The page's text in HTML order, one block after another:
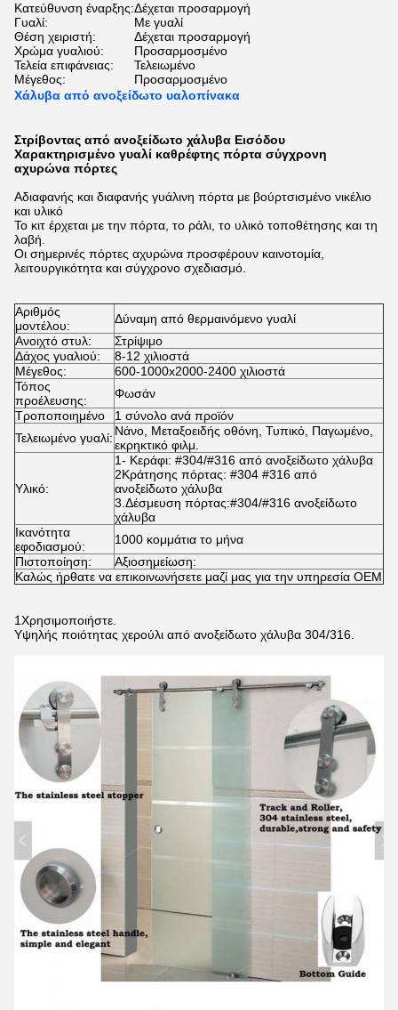
Κατεύθυνση έναρξης:Δέχεται προσαρμογή
Γυαλί:
Με γυαλί
Θέση χειριστή:
Δέχεται προσαρμογή
Χρώμα γυαλιού:
Προσαρμοσμένο
Τελεία επιφάνειας:
Τελειωμένο
Μέγεθος:
Προσαρμοσμένο
Χάλυβα από ανοξείδωτο υαλοπίνακα
Στρίβοντας από ανοξείδωτο χάλυβα Εισόδου
Χαρακτηρισμένο γυαλί καθρέφτης πόρτα σύγχρονη
αχυρώνα πόρτες
Αδιαφανής και διαφανής γυάλινη πόρτα με βούρτσισμένο νικέλιο
και υλικό
Το κιτ έρχεται με την πόρτα, το ράλι, το υλικό τοποθέτησης και τη
λαβή.
Οι σημερινές πόρτες αχυρώνα προσφέρουν καινοτομία,
λειτουργικότητα και σύγχρονο σχεδιασμό.
Αριθμός
μοντέλου:
Δύναμη από θερμαινόμενο γυαλί
Ανοιχτό στυλ:
Στρίψιμο
Δάχος γυαλιού:
8-12 χιλιοστά
Μέγεθος:
600-1000x2000-2400 χιλιοστά
Τόπος
προέλευσης:
Φωσάν
Τροποποιημένο
1 σύνολο ανά προϊόν
Τελειωμένο γυαλί: Νάνο, Μεταξοειδής οθόνη, Τυπικό, Παγωμένο,
εκρηκτικό φιλμ.
Υλικό:
1- Κεράφι: #304/#316 από ανοξείδωτο χάλυβα
2Κράτησης πόρτας: #304 #316 από
ανοξείδωτο χάλυβα
3.Δέσμευση πόρτας:#304/#316 ανοξείδωτο
χάλυβα
Ικανότητα
εφοδιασμού:
1000 κομμάτια το μήνα
Πιστοποίηση:
Αξιοσημείωση:
Καλώς ήρθατε να επικοινωνήσετε μαζί μας για την υπηρεσία OEM
1Χρησιμοποιήστε.
Υψηλής ποιότητας χερούλι από ανοξείδωτο χάλυβα 304/316.